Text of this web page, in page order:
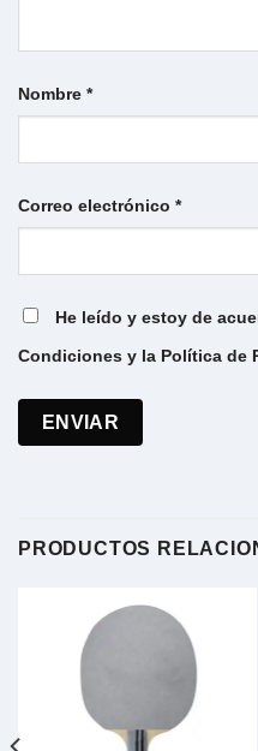
Nombre *
Correo electrónico *
He leído y estoy de
Condiciones y la Política de
PRODUCTOS